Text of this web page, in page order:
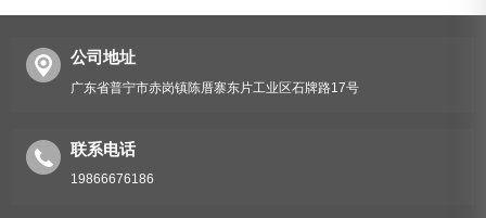
公司地址
广东省普宁市赤岗镇陈厝寨东片工业区石牌路17号
联系电话
19866676186